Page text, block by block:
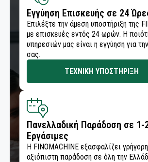
ΤΡΟΧΟΙ ΛΕΙΑΝΣΗΣ
ΜΕΤΑΔΟΣΗ ΡΕΥΜΑΤΟΣ
ΣΥΓΚΟΛΛΗΤΙΚΑ ΚΑΙ ΣΦΡΑΓΙΣΤΙΚΑ
ΒΙΟΜΗΧΑΝΙΑΣ
ΣΥΓΚΟΛΛΗΤΙΚΑ ΚΑΙ ΣΦΡΑΓΙΣΤΙΚΑ
ΟΙΚΟΔΟΜΩΝ
ΤΡΙΒΕΙΑ ΑΥΞΗΜΕΝΗΣ ΡΟΠΗΣ ΜΕ ΓΡΑΝΑΖΙΑ
ΚΑΘΑΡΙΣΜΟΣ - ΠΡΟΕΡΓΑΣΙΑ
ΜΟΝΩΣΗ ΚΑΙ ΜΑΣΚΑΡΙΣΜΑ
ΣΥΓΚΟΛΛΗΤΙΚΑ ΚΑΙ ΣΦΡΑΓΙΣΤΙΚΑ ΣΚΑΦΩΝ
ΣΥΝΤΗΡΗΣΗ & ΚΑΘΑΡΙΣΜΟΣ ΠΙΣΤΟΛΙΩΝ
ΒΑΦΗΣ
ΦΟΥΡΝΟΣ ΒΑΦΗΣ
ΑΛΟΙΦΑΔΟΡΟΙ ΓΥΑΛΙΣΜΑΤΟΣ
ΑΛΟΙΦΕΣ ΓΥΑΛΙΣΜΑΤΟΣ
ΓΟΥΝΕΣ ΓΥΑΛΙΣΜΑΤΟΣ
ΕΠΙΣΚΕΥΗ ΦΑΝΑΡΙΩΝ
ΔΙΣΚΟΙ ΚΑΘΑΡΙΣΜΟΥ
ΣΠΡΕΙ ΤΕΧΝΙΚΑ
ΑΠΟΡΡΟΦΗΣΗ ΣΚΟΝΗΣ
ΕΙΔΗ ΣΥΝΕΡΓΕΙΟΥ
ΕΞΑΡΤΗΜΑΤΑ ΒΙΟΜΗΧΑΝΙΑΣ
ΟΙΚΟΔΟΜΗ - ΚΑΤΑΣΚΕΥΕΣ
ΠΡΟΪΟΝΤΑ ΝΑΥΤΙΛΙΑΣ - ΣΚΑΦΩΝ
ΕΞΟΠΛΙΣΜΟΣ ΒΑΦΕΙΩΝ - ΣΥΝΕΡΓΕΙΩΝ
ΚΟΠΗ & ΔΙΑΜΟΡΦΩΣΗ ΜΕΤΑΛΛΩΝ
Εγγύηση Επισκευής σε 24
Επιλέξτε την άμεση υποστήριξη της
με επισκευές εντός 24 ωρών. Η
υπηρεσιών μας είναι η εγγύηση για
σας.
ΤΕΧΝΙΚΗ ΥΠΟΣΤΗΡΙΞΗ
Πανελλαδική Παράδοση σε 1-
Εργάσιμες
Η FINOMACHINE εξασφαλίζει
αξιόπιστη παράδοση σε όλη την